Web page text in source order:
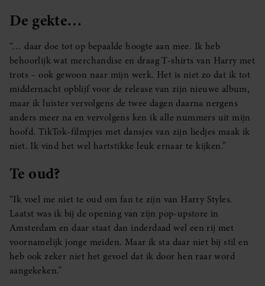
De gekte…
“… daar doe tot op bepaalde hoogte aan mee. Ik heb
behoorlijk wat merchandise en draag T-shirts van Harry met
trots – ook gewoon naar mijn werk. Het is niet zo dat ik tot
middernacht opblijf voor de release van zijn nieuwe album,
maar ik luister vervolgens de twee dagen daarna nergens
anders meer na en vervolgens ken ik alle nummers uit mijn
hoofd. TikTok-filmpjes met dansjes van zijn liedjes maak ik
niet. Ik vind het wel hartstikke leuk ernaar te kijken.”
Te oud?
“Ik voel me niet te oud om fan te zijn van Harry Styles.
Laatst was ik bij de opening van zijn pop-upstore in
Amsterdam en daar staat dan inderdaad wel een rij met
voornamelijk jonge meiden. Maar ik sta daar niet bij stil en
heb ook zeker niet het gevoel dat ik door hen raar word
aangekeken.”